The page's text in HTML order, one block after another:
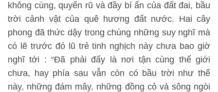
không cùng, quyến rũ và đầy bí ẩn của đất đai, bầu
trời cảnh vật của quê hương đất nước. Hai cây
phong đã thức dậy trong chúng những suy nghĩ mà
có lẽ trước đó lũ trẻ tinh nghịch này chưa bao giờ
nghĩ tới : “Đã phải đấy là nơi tận cùng thế giới
chưa, hay phía sau vẫn còn có bầu trời như thế
này, những đám mây, những đồng cỏ và sông ngòi